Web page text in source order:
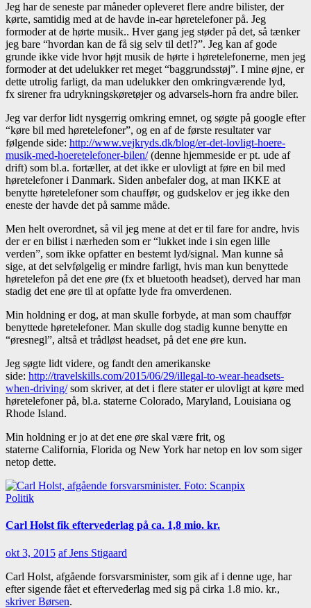
Jeg har de seneste par måneder opleveret flere andre bilister, der
kørte, samtidig med at de havde in-ear høretelefoner på. Jeg
formoder at de hørte musik.. Hver gang jeg støder på det, så tænker
jeg bare “hvordan kan de få sig selv til det!?”. Jeg kan af gode
grunde ikke vide hvor højt musik de hørte i høretelefonerne, men jeg
formoder at det udelukker ret meget “baggrundsstøj”. I mine øjne, er
dette utrolig farligt, da man udelukker den omkringværende lyd,
fx sirener fra udrykningskøretøjer og advarsels-horn fra andre biler.
Jeg var derfor lidt nysgerrig omkring emnet, og søgte på google efter
“køre bil med høretelefoner”, og en af de første resultater var
følgende side: http://www.vejkryds.dk/blog/er-det-lovligt-hoere-
musik-med-hoeretelefoner-bilen/(denne hjemmeside er pt. ude af
drift) som bl.a. fortæller, at det ikke er ulovligt at føre en bil med
høretelefoner i Danmark. Siden anbefaler dog, at man IKKE at
benytte høretelefoner som chauffør, og gudskelov er jeg ikke den
eneste der havde det på samme måde.
Men helt overordnet, så vil jeg mene at det er til fare for andre, hvis
der er en bilist i nærheden som er “lukket inde i sin egen lille
verden”, som ikke opfatter en bestemt lyd/signal. Man kunne så
sige, at det selvfølgelig er mindre farligt, hvis man kun benyttede
høretelefon på det ene øre (fx et bluetooth headset), derved har man
stadig det ene øre til at opfatte lyde fra omverdenen.
Min holdning er dog, at man skulle forbyde, at man som chauffør
benyttede høretelefoner. Man skulle dog stadig kunne benytte en
“øresnegl”, altså et trådløst headset, på det ene øre kun.
Jeg søgte lidt videre, og fandt den amerikanske
side: http://travelskills.com/2015/06/29/illegal-to-wear-headsets-
when-driving/som skriver, at det i flere stater er ulovligt at køre med
høretelefoner på, bl.a. staterne Colorado, Maryland, Louisiana og
Rhode Island.
Min holdning er jo at det ene øre skal være frit, og
staterne California, Florida og New York har netop en lov som siger
netop dette.
Politik
Carl Holst fik eftervederlag på ca. 1,8 mio. kr.
okt 3, 2015 af Jens Stigaard
Carl Holst, afgående forsvarsminister, som gik af i denne uge, har
efter sigende fået et eftervederlag med sig på cirka 1.8 mio. kr.,
skriver Børsen.